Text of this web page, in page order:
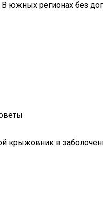
южных регионах без
крыжовник в